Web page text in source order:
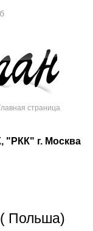
страница
"РКК" г. Москва
( Польша)